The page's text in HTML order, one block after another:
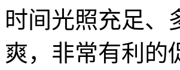
时间光照充足、
爽，非常有利的